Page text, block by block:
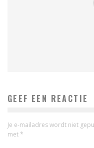
GEEF EEN REACTIE
Je e-mailadres wordt niet
met *